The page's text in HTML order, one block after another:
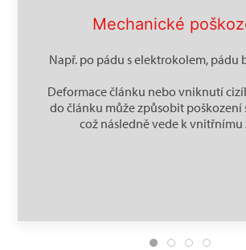
Mechanické
Např. po pádu s elektrokolem, pádu
Deformace článku nebo vniknutí
do článku může způsobit poškození
což následně vede k vnitřnímu